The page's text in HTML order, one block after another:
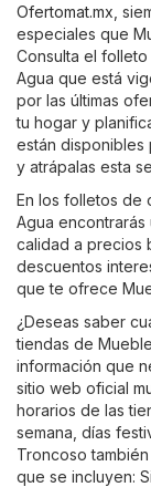
Ofertomat.mx ,
especiales que
Consulta el
Agua que está
por las últimas
tu hogar y
están disponibles
y atrápalas esta
En los folletos de
Agua
calidad a precios
descuentos
que te ofrece
¿Deseas saber
tiendas de
información que
sitio web oficial
horarios de las
semana, días
Troncoso
que se incluyen: